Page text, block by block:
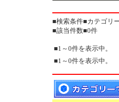
■検索条件■カテ
■該当件数■0件
■1～0件を表示中。
■1～0件を表示中。